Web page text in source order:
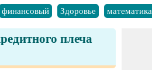
финансовый Здоровье математика
плеча